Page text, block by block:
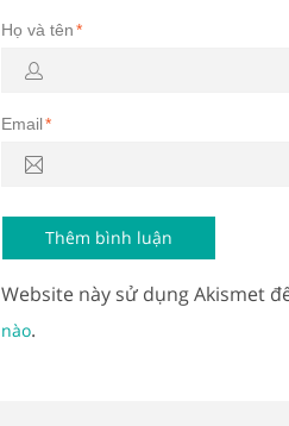
Họ và tên*
Email*
Website này sử dụng Akismet
nào.